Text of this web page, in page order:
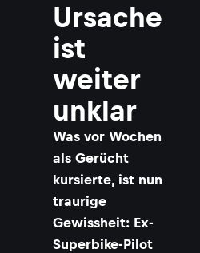
Ursache
ist
weiter
unklar
Was vor Wochen
als Gerücht
kursierte, ist nun
traurige
Gewissheit: Ex-
Superbike-Pilot